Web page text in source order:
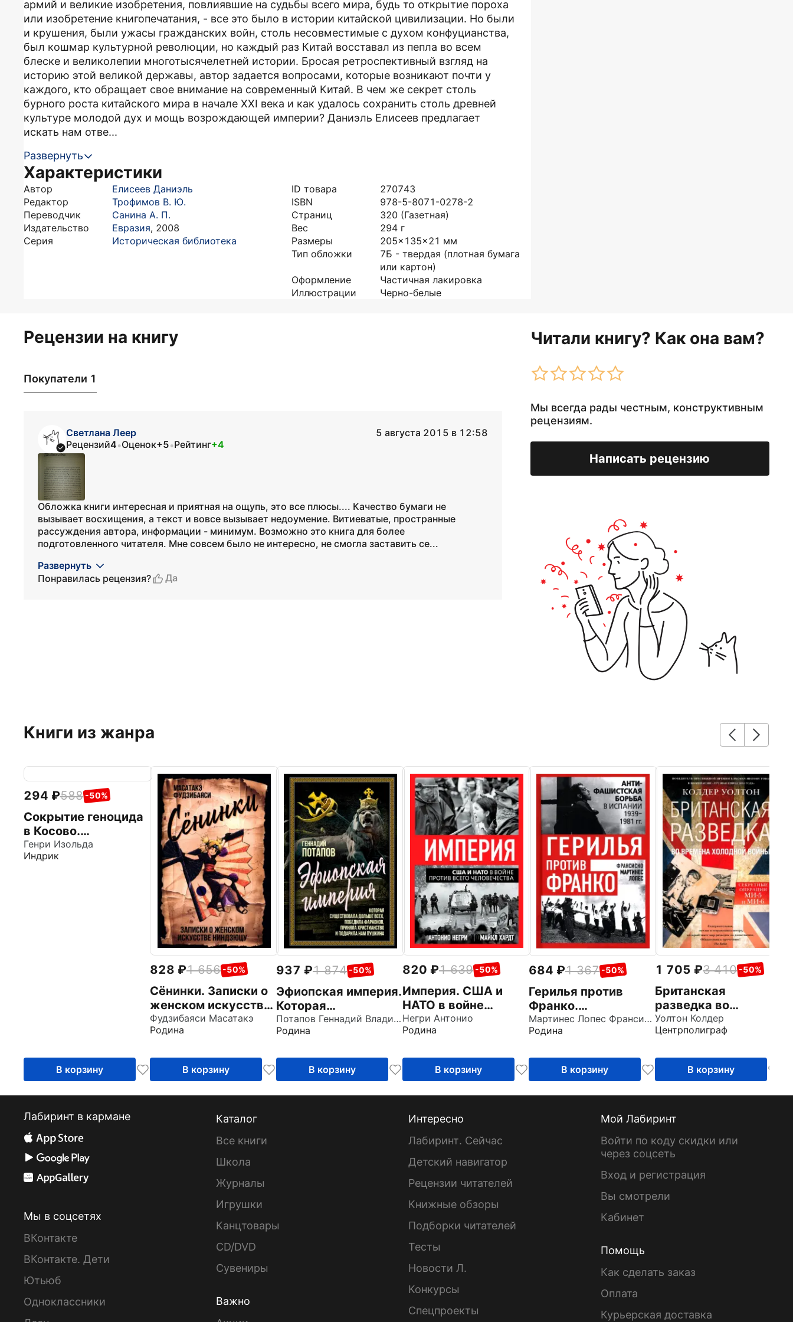
армий и великие изобретения, повлиявшие на судьбы всего мира, будь то открытие пороха
или изобретение книгопечатания, - все это было в истории китайской цивилизации. Но были
и крушения, были ужасы гражданских войн, столь несовместимые с духом конфуцианства,
был кошмар культурной революции, но каждый раз Китай восставал из пепла во всем
блеске и великолепии многотысячелетней истории. Бросая ретроспективный взгляд на
историю этой великой державы, автор задается вопросами, которые возникают почти у
каждого, кто обращает свое внимание на современный Китай. В чем же секрет столь
бурного роста китайского мира в начале XXI века и как удалось сохранить столь древней
культуре молодой дух и мощь возрождающей империи? Даниэль Елисеев предлагает
искать нам отве...
Развернуть
Характеристики
Автор
Елисеев Даниэль
Редактор
Трофимов В. Ю.
Переводчик
Санина А. П.
Издательство
Евразия, 2008
Серия
Историческая библиотека
ID товара
270743
ISBN
978-5-8071-0278-2
Страниц
320 (Газетная)
Вес
294 г
Размеры
205x135x21 мм
Тип обложки
7Б - твердая (плотная бумага
или картон)
Оформление
Частичная лакировка
Иллюстрации
Черно-белые
Рецензии на книгу Читали книгу? Как она вам?
Мы всегда рады честным, конструктивным
рецензиям.
Написать рецензию
Покупатели 1
Светлана Леер
5 августа 2015 в 12:58
Рецензий4•Оценок+5•Рейтинг+4
Обложка книги интересная и приятная на ощупь, это все плюсы.... Качество бумаги не
вызывает восхищения, а текст и вовсе вызывает недоумение. Витиеватые, пространные
рассуждения автора, информации - минимум. Возможно это книга для более
подготовленного читателя. Мне совсем было не интересно, не смогла заставить се...
Развернуть
Понравилась рецензия?
Да
Книги из жанра
294 588 -50%
Сокрытие геноцида
в Косово.
Преступление
против Бога и
Генри Изольда
Индрик
В корзину
828 1 656 -50%
Сёнинки. Записки о
женском искусстве
ниндзюцу
Фудзибаяси Масатакэ
Родина
В корзину
937 1 874 -50%
Эфиопская империя.
Которая
существовала
дольше всех,
приняла
христианство
Потапов Геннадий Владимирович
Родина
В корзину
820 1 639 -50%
Империя. США и
НАТО в войне
против всего
человечества
Негри Антонио
Родина
В корзину
684 1 367 -50%
Герилья против
Франко.
Антифашистская
борьба в Испании в
Мартинес Лопес Франсиско
Родина
В корзину
1 705 3 410 -50%
Британская
разведка во
времена холодной
войны. Секретные
МИ-6
Уолтон Колдер
Центрполиграф
В корзину
Лабиринт в кармане
Мы в соцсетях
ВКонтакте
ВКонтакте. Дети
Ютьюб
Одноклассники
Каталог
Все книги
Школа
Журналы
Игрушки
Канцтовары
CD/DVD
Сувениры
Важно
Интересно
Лабиринт. Сейчас
Детский навигатор
Рецензии читателей
Книжные обзоры
Подборки читателей
Тесты
Новости Л.
Конкурсы
Спецпроекты
Мой Лабиринт
Войти по коду скидки или
через соцсеть
Вход и регистрация
Вы смотрели
Кабинет
Помощь
Как сделать заказ
Оплата
Курьерская доставка